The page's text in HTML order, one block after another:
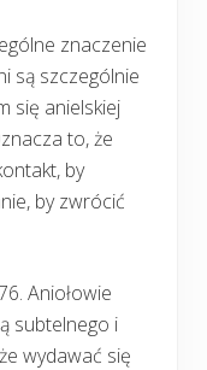
znaczenie
są szczególnie
się anielskiej
to, że
by
by zwrócić
Aniołowie
subtelnego i
wydawać się